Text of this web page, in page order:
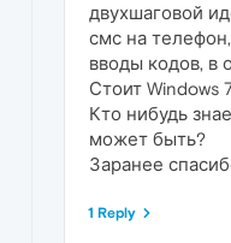
двухшаговой
смс на телефон,
вводы кодов, в
Стоит Windows
Кто нибудь
может быть?
Заранее
1 Reply